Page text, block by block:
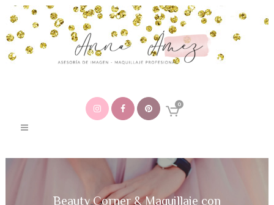
0
Beauty Corner & Maquillaje con